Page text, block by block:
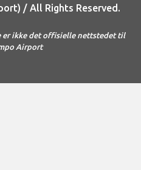
/ All Rights Reserved.
er ikke det offisielle nettstedet til
Airport